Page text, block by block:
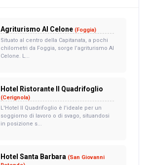
Agriturismo Al Celone (Foggia)
Situato al centro della Capitanata, a pochi
chilometri da Foggia, sorge l’agriturismo Al
Celone. L...
Hotel Ristorante Il Quadrifoglio
(Cerignola)
L'Hotel Il Quadrifoglio è l'ideale per un
soggiorno di lavoro o di svago, situandosi
in posizione s...
Hotel Santa Barbara (San Giovanni